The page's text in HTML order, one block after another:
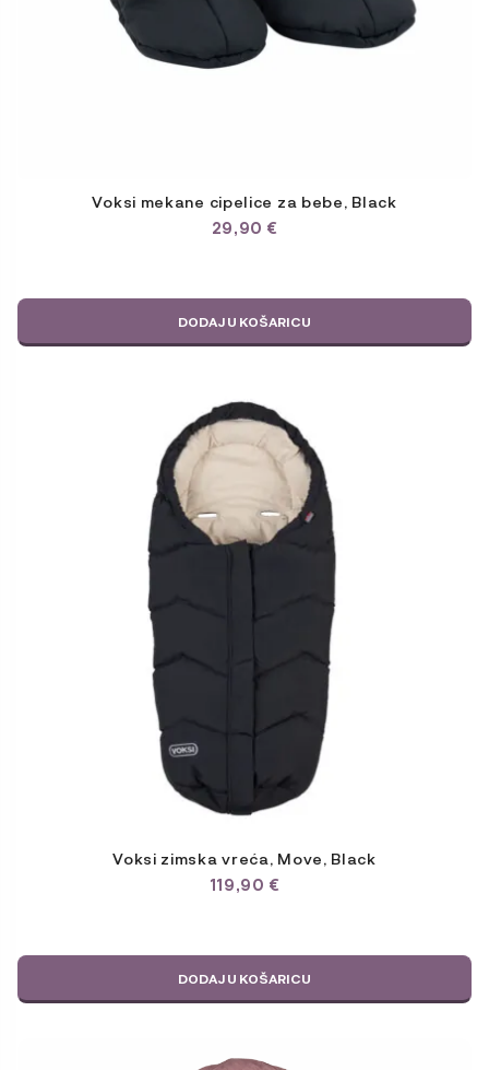
Voksi mekane cipelice za bebe, Black
29,90 €
DODAJ U KOŠARICU
Voksi zimska vreća, Move, Black
119,90 €
DODAJ U KOŠARICU